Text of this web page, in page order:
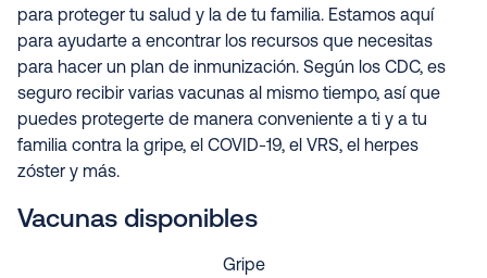
para proteger tu salud y la de tu familia. Estamos aquí
para ayudarte a encontrar los recursos que necesitas
para hacer un plan de inmunización. Según los CDC, es
seguro recibir varias vacunas al mismo tiempo, así que
puedes protegerte de manera conveniente a ti y a tu
familia contra la gripe, el COVID-19, el VRS, el herpes
zóster y más.
Vacunas disponibles
Gripe